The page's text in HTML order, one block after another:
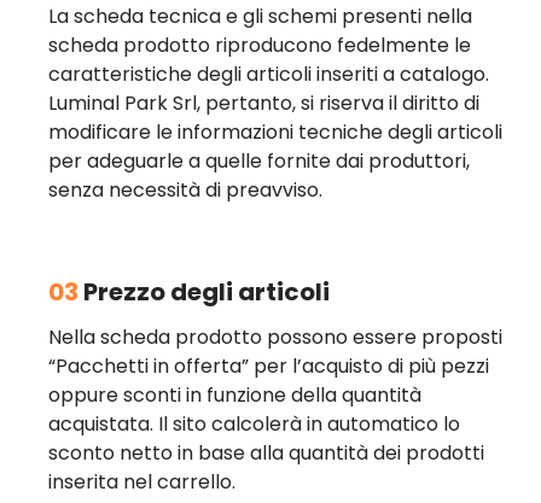
La scheda tecnica e gli schemi presenti nella
scheda prodotto riproducono fedelmente le
caratteristiche degli articoli inseriti a catalogo.
Luminal Park Srl, pertanto, si riserva il diritto di
modificare le informazioni tecniche degli articoli
per adeguarle a quelle fornite dai produttori,
senza necessità di preavviso.
03 Prezzo degli articoli
Nella scheda prodotto possono essere proposti
“Pacchetti in offerta” per l’acquisto di più pezzi
oppure sconti in funzione della quantità
acquistata. Il sito calcolerà in automatico lo
sconto netto in base alla quantità dei prodotti
inserita nel carrello.